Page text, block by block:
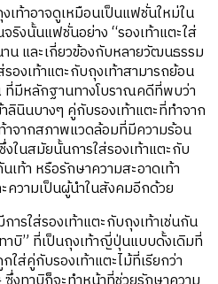
เท้าอาจดูเหมือนเป็นแฟชั่นใหม่ใน
ริงนั้นแฟชั่นอย่าง “รองเท้าแตะใส่
น และเกี่ยวข้องกับหลายวัฒนธรรม
องเท้าแตะกับถุงเท้าสามารถย้อน
มีหลักฐานทางโบราณคดีที่พบว่า
ลินินบางๆ คู่กับรองเท้าแตะที่ทำจาก
จากสภาพแวดล้อมที่มีความร้อน
ในสมัยนั้นการใส่รองเท้าแตะกับ
เท้า หรือรักษาความสะอาดเท้า
ความเป็นผู้นำในสังคมอีกด้วย
รใส่รองเท้าแตะกับถุงเท้าเช่นกัน
าบิ” ที่เป็นถุงเท้าญี่ปุ่นแบบดั้งเดิมที่
ส่คู่กับรองเท้าแตะไม้ที่เรียกว่า